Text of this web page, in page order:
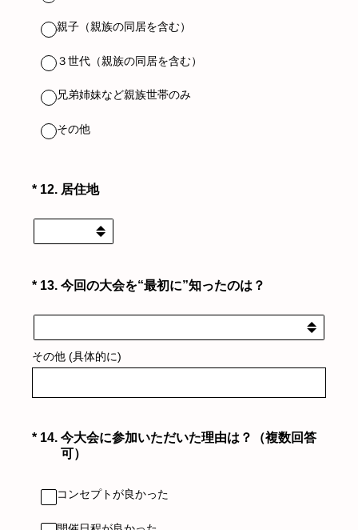
親子（親族の同居を含む）
３世代（親族の同居を含む）
兄弟姉妹など親族世帯のみ
その他
* 12. 居住地
（必須）
* 13. 今回の大会を“最初に”知ったのは？
（必須）
その他 (具体的に)
* 14. 今大会に参加いただいた理由は？（複数回答
可）
（必須）
コンセプトが良かった